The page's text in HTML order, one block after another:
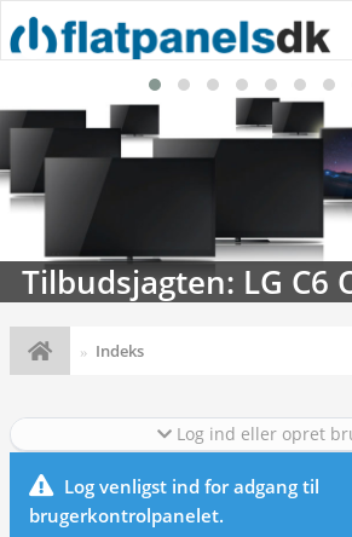
Tilbudsjagten: LG C6
Indeks
Log ind eller opret
Log venligst ind for adgang til
brugerkontrolpanelet.